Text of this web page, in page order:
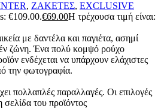
, ΖΑΚΕΤΕΣ, EXCLUSIVE
€109.00.€69.00Η τρέχουσα τιμή είναι:
με δαντέλα και παγιέτα, ασημί
ζώνη. Ένα πολύ κομψό ρούχο
ενδέχεται να υπάρχουν ελάχιστες
την φωτογραφία.
πολλαπλές παραλλαγές. Οι επιλογές
του προϊόντος